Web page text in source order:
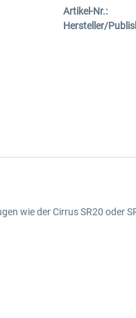
Artikel-Nr.:
Hersteller/
wie der Cirrus SR20 oder